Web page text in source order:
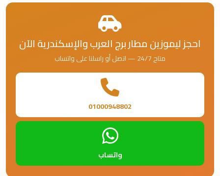
احجز ليموزين مطار برج العرب والإسكندرية الآن
متاح 24/7 — اتصل أو راسلنا على واتساب
01000948802
واتساب